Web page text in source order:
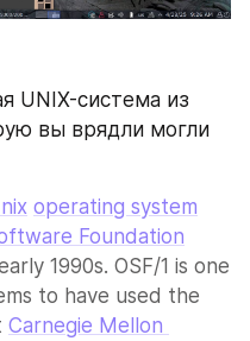
UNIX-система из
вы врядли могли
operating system
Foundation
1990s. OSF/1 is one
Carnegie Mellon